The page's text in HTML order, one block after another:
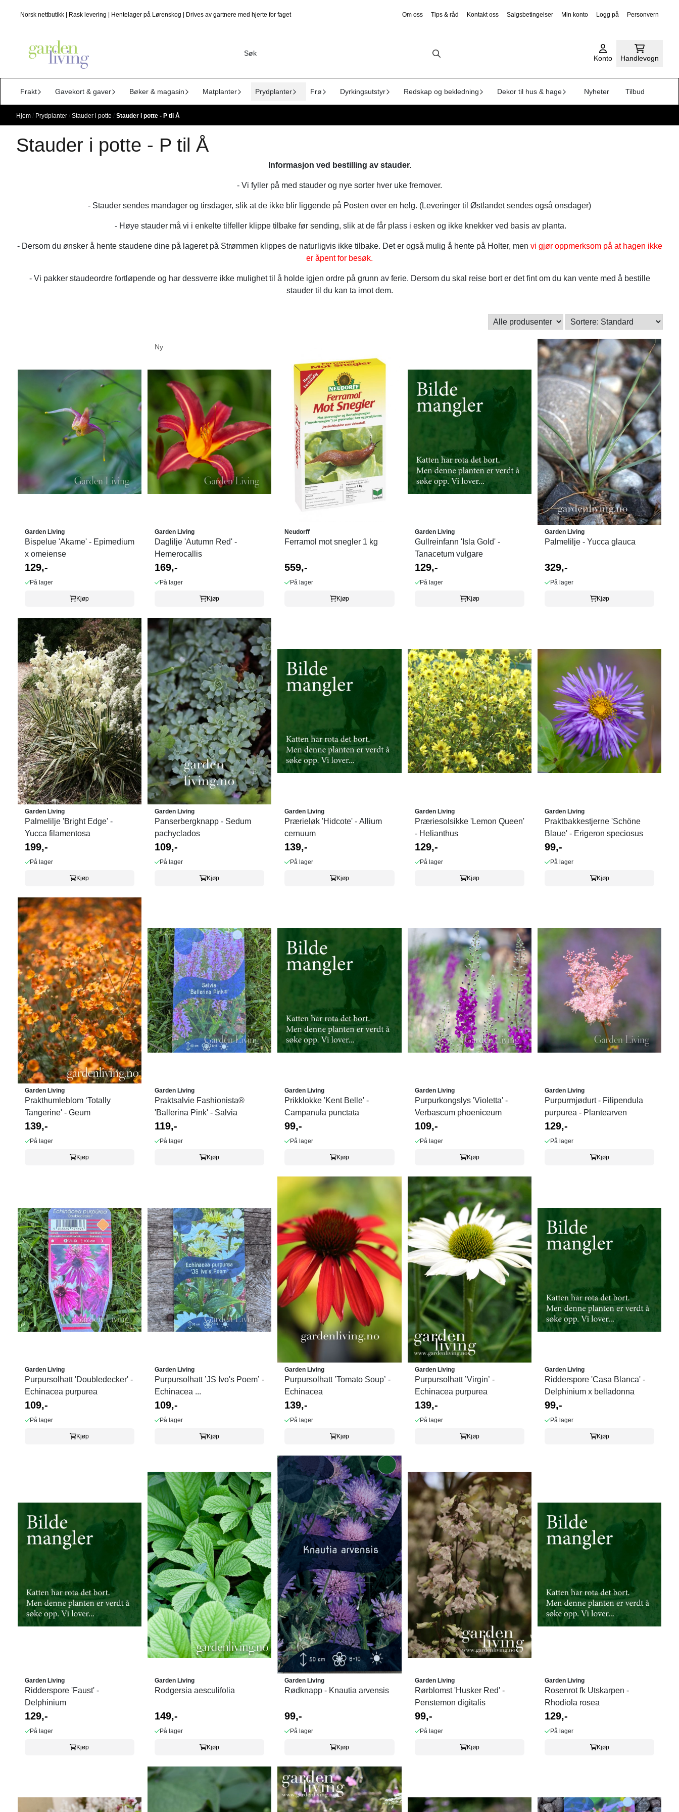
Norsk nettbutikk | Rask levering | Hentelager på Lørenskog | Drives av gartnere med hjerte for faget Om oss Tips & råd Kontakt oss Salgsbetingelser Min konto Logg på Personvern
Konto Handlevogn
Frakt Gavekort & gaver Bøker & magasin Matplanter Prydplanter Frø Dyrkingsutstyr Redskap og bekledning Dekor til hus & hage Nyheter Tilbud
Hjem / Prydplanter / Stauder i potte / Stauder i potte - P til Å
Stauder i potte - P til Å
Informasjon ved bestilling av stauder.
- Vi fyller på med stauder og nye sorter hver uke fremover.
- Stauder sendes mandager og tirsdager, slik at de ikke blir liggende på Posten over en helg. (Leveringer til Østlandet sendes også onsdager)
- Høye stauder må vi i enkelte tilfeller klippe tilbake før sending, slik at de får plass i esken og ikke knekker ved basis av planta.
- Dersom du ønsker å hente staudene dine på lageret på Strømmen klippes de naturligvis ikke tilbake. Det er også mulig å hente på Holter, men vi gjør oppmerksom på at hagen ikke
er åpent for besøk.
- Vi pakker staudeordre fortløpende og har dessverre ikke mulighet til å holde igjen ordre på grunn av ferie. Dersom du skal reise bort er det fint om du kan vente med å bestille
stauder til du kan ta imot dem.
Garden Living
Bispelue 'Akame' - Epimedium
x omeiense
129,-
På lager
Kjøp
Ny
Garden Living
Daglilje 'Autumn Red' -
Hemerocallis
169,-
På lager
Kjøp
Neudorff
Ferramol mot snegler 1 kg
559,-
På lager
Kjøp
Garden Living
Gullreinfann 'Isla Gold' -
Tanacetum vulgare
129,-
På lager
Kjøp
Garden Living
Palmelilje - Yucca glauca
329,-
På lager
Kjøp
Garden Living
Palmelilje 'Bright Edge' -
Yucca filamentosa
199,-
På lager
Kjøp
Garden Living
Panserbergknapp - Sedum
pachyclados
109,-
På lager
Kjøp
Garden Living
Prærieløk 'Hidcote' - Allium
cernuum
139,-
På lager
Kjøp
Garden Living
Præriesolsikke 'Lemon Queen'
- Helianthus
129,-
På lager
Kjøp
Garden Living
Praktbakkestjerne 'Schöne
Blaue' - Erigeron speciosus
99,-
På lager
Kjøp
Garden Living
Prakthumleblom ‘Totally
Tangerine' - Geum
139,-
På lager
Kjøp
Garden Living
Praktsalvie Fashionista®
'Ballerina Pink' - Salvia
119,-
På lager
Kjøp
Garden Living
Prikklokke 'Kent Belle' -
Campanula punctata
99,-
På lager
Kjøp
Garden Living
Purpurkongslys 'Violetta' -
Verbascum phoeniceum
109,-
På lager
Kjøp
Garden Living
Purpurmjødurt - Filipendula
purpurea - Plantearven
129,-
På lager
Kjøp
Garden Living
Purpursolhatt 'Doubledecker' -
Echinacea purpurea
109,-
På lager
Kjøp
Garden Living
Purpursolhatt ’JS Ivo's Poem’ -
Echinacea ...
109,-
På lager
Kjøp
Garden Living
Purpursolhatt ’Tomato Soup’ -
Echinacea
139,-
På lager
Kjøp
Garden Living
Purpursolhatt ’Virgin’ -
Echinacea purpurea
139,-
På lager
Kjøp
Garden Living
Ridderspore 'Casa Blanca' -
Delphinium x belladonna
99,-
På lager
Kjøp
Garden Living
Ridderspore 'Faust' -
Delphinium
129,-
På lager
Kjøp
Garden Living
Rodgersia aesculifolia
149,-
På lager
Kjøp
Garden Living
Rødknapp - Knautia arvensis
99,-
På lager
Kjøp
Garden Living
Rørblomst 'Husker Red' -
Penstemon digitalis
99,-
På lager
Kjøp
Garden Living
Rosenrot fk Utskarpen -
Rhodiola rosea
129,-
På lager
Kjøp